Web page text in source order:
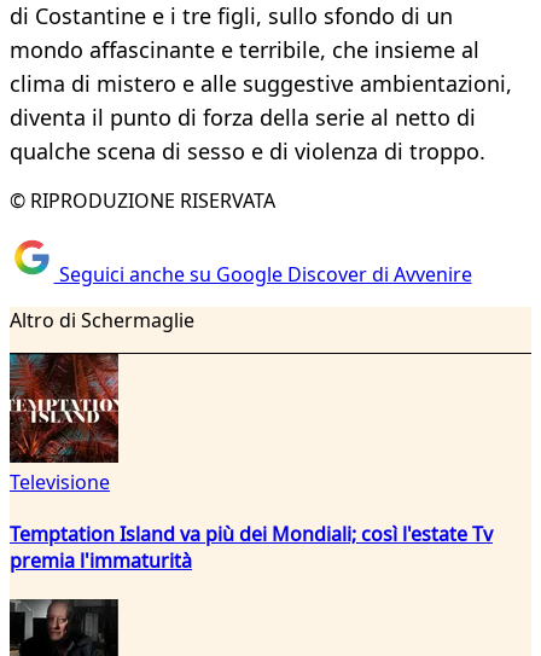
di Costantine e i tre figli, sullo sfondo di un
mondo affascinante e terribile, che insieme al
clima di mistero e alle suggestive ambientazioni,
diventa il punto di forza della serie al netto di
qualche scena di sesso e di violenza di troppo.
© RIPRODUZIONE RISERVATA
Seguici anche su Google Discover di Avvenire
Altro di Schermaglie
Televisione
Temptation Island va più dei Mondiali; così l'estate Tv
premia l'immaturità